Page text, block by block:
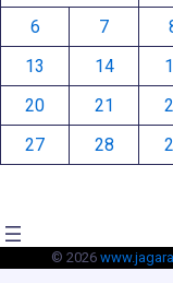
6
7
13
14
20
21
27
28
© 2026